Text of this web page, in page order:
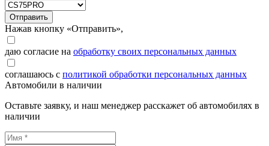
Отправить
Нажав кнопку «Отправить»,
даю согласие на обработку своих персональных данных
соглашаюсь с политикой обработки персональных данных
Автомобили в наличии
Оставьте заявку, и наш менеджер расскажет об автомобилях в
наличии